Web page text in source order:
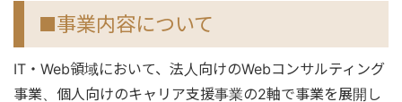
■事業内容について
IT・Web領域において、法人向けのWebコンサルティング
事業、個人向けのキャリア支援事業の2軸で事業を展開し